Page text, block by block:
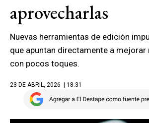
aprovecharlas
Nuevas herramientas de edición
que apuntan directamente a
con pocos toques.
23 DE ABRIL, 2026 | 18.31